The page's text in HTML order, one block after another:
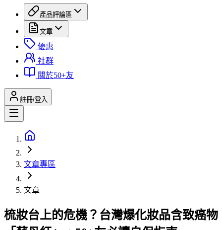
產品評論區
文章
優惠
社群
關於50+友
註冊/登入
文章專區
文章
梳妝台上的危機？台灣爆化妝品含致癌物